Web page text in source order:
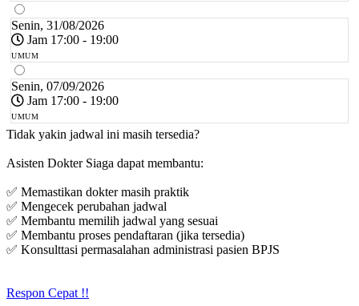
Senin, 31/08/2026
Jam 17:00 - 19:00
UMUM
Senin, 07/09/2026
Jam 17:00 - 19:00
UMUM
Tidak yakin jadwal ini masih tersedia?
Asisten Dokter Siaga dapat membantu:
✅ Memastikan dokter masih praktik
✅ Mengecek perubahan jadwal
✅ Membantu memilih jadwal yang sesuai
✅ Membantu proses pendaftaran (jika tersedia)
✅ Konsulttasi permasalahan administrasi pasien BPJS
Respon Cepat !!